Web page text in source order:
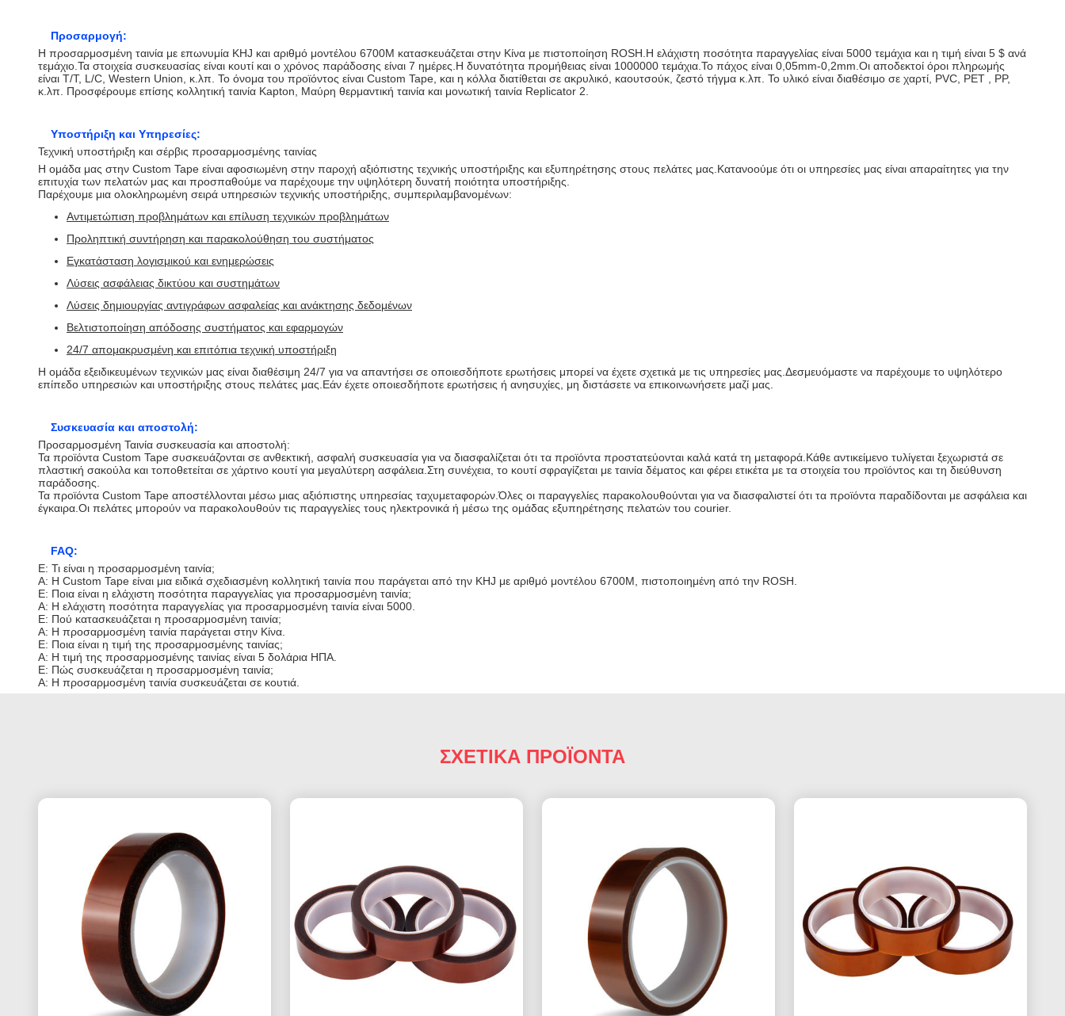
Προσαρμογή:
Η προσαρμοσμένη ταινία με επωνυμία KHJ και αριθμό μοντέλου 6700M κατασκευάζεται στην Κίνα με πιστοποίηση ROSH.Η ελάχιστη ποσότητα παραγγελίας είναι 5000 τεμάχια και η τιμή είναι 5 $ ανά
τεμάχιο.Τα στοιχεία συσκευασίας είναι κουτί και ο χρόνος παράδοσης είναι 7 ημέρες.Η δυνατότητα προμήθειας είναι 1000000 τεμάχια.Το πάχος είναι 0,05mm-0,2mm.Οι αποδεκτοί όροι πληρωμής
είναι T/T, L/C, Western Union, κ.λπ. Το όνομα του προϊόντος είναι Custom Tape, και η κόλλα διατίθεται σε ακρυλικό, καουτσούκ, ζεστό τήγμα κ.λπ. Το υλικό είναι διαθέσιμο σε χαρτί, PVC, PET , PP,
κ.λπ. Προσφέρουμε επίσης κολλητική ταινία Kapton, Μαύρη θερμαντική ταινία και μονωτική ταινία Replicator 2.
Υποστήριξη και Υπηρεσίες:
Τεχνική υποστήριξη και σέρβις προσαρμοσμένης ταινίας
Η ομάδα μας στην Custom Tape είναι αφοσιωμένη στην παροχή αξιόπιστης τεχνικής υποστήριξης και εξυπηρέτησης στους πελάτες μας.Κατανοούμε ότι οι υπηρεσίες μας είναι απαραίτητες για την
επιτυχία των πελατών μας και προσπαθούμε να παρέχουμε την υψηλότερη δυνατή ποιότητα υποστήριξης.
Παρέχουμε μια ολοκληρωμένη σειρά υπηρεσιών τεχνικής υποστήριξης, συμπεριλαμβανομένων:
Αντιμετώπιση προβλημάτων και επίλυση τεχνικών προβλημάτων
Προληπτική συντήρηση και παρακολούθηση του συστήματος
Εγκατάσταση λογισμικού και ενημερώσεις
Λύσεις ασφάλειας δικτύου και συστημάτων
Λύσεις δημιουργίας αντιγράφων ασφαλείας και ανάκτησης δεδομένων
Βελτιστοποίηση απόδοσης συστήματος και εφαρμογών
24/7 απομακρυσμένη και επιτόπια τεχνική υποστήριξη
Η ομάδα εξειδικευμένων τεχνικών μας είναι διαθέσιμη 24/7 για να απαντήσει σε οποιεσδήποτε ερωτήσεις μπορεί να έχετε σχετικά με τις υπηρεσίες μας.Δεσμευόμαστε να παρέχουμε το υψηλότερο
επίπεδο υπηρεσιών και υποστήριξης στους πελάτες μας.Εάν έχετε οποιεσδήποτε ερωτήσεις ή ανησυχίες, μη διστάσετε να επικοινωνήσετε μαζί μας.
Συσκευασία και αποστολή:
Προσαρμοσμένη Ταινία συσκευασία και αποστολή:
Τα προϊόντα Custom Tape συσκευάζονται σε ανθεκτική, ασφαλή συσκευασία για να διασφαλίζεται ότι τα προϊόντα προστατεύονται καλά κατά τη μεταφορά.Κάθε αντικείμενο τυλίγεται ξεχωριστά σε
πλαστική σακούλα και τοποθετείται σε χάρτινο κουτί για μεγαλύτερη ασφάλεια.Στη συνέχεια, το κουτί σφραγίζεται με ταινία δέματος και φέρει ετικέτα με τα στοιχεία του προϊόντος και τη διεύθυνση
παράδοσης.
Τα προϊόντα Custom Tape αποστέλλονται μέσω μιας αξιόπιστης υπηρεσίας ταχυμεταφορών.Όλες οι παραγγελίες παρακολουθούνται για να διασφαλιστεί ότι τα προϊόντα παραδίδονται με ασφάλεια και
έγκαιρα.Οι πελάτες μπορούν να παρακολουθούν τις παραγγελίες τους ηλεκτρονικά ή μέσω της ομάδας εξυπηρέτησης πελατών του courier.
FAQ:
Ε: Τι είναι η προσαρμοσμένη ταινία;
A: Η Custom Tape είναι μια ειδικά σχεδιασμένη κολλητική ταινία που παράγεται από την KHJ με αριθμό μοντέλου 6700M, πιστοποιημένη από την ROSH.
Ε: Ποια είναι η ελάχιστη ποσότητα παραγγελίας για προσαρμοσμένη ταινία;
Α: Η ελάχιστη ποσότητα παραγγελίας για προσαρμοσμένη ταινία είναι 5000.
Ε: Πού κατασκευάζεται η προσαρμοσμένη ταινία;
Α: Η προσαρμοσμένη ταινία παράγεται στην Κίνα.
Ε: Ποια είναι η τιμή της προσαρμοσμένης ταινίας;
Α: Η τιμή της προσαρμοσμένης ταινίας είναι 5 δολάρια ΗΠΑ.
Ε: Πώς συσκευάζεται η προσαρμοσμένη ταινία;
Α: Η προσαρμοσμένη ταινία συσκευάζεται σε κουτιά.
ΣΧΕΤΙΚΑ ΠΡΟΪΟΝΤΑ